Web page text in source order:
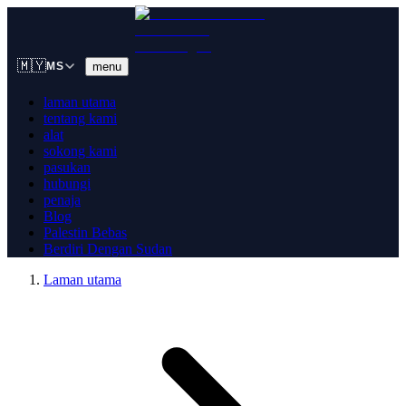
🇲🇾MS menu
laman utama
tentang kami
alat
sokong kami
pasukan
hubungi
penaja
Blog
Palestin Bebas
Berdiri Dengan Sudan
Laman utama